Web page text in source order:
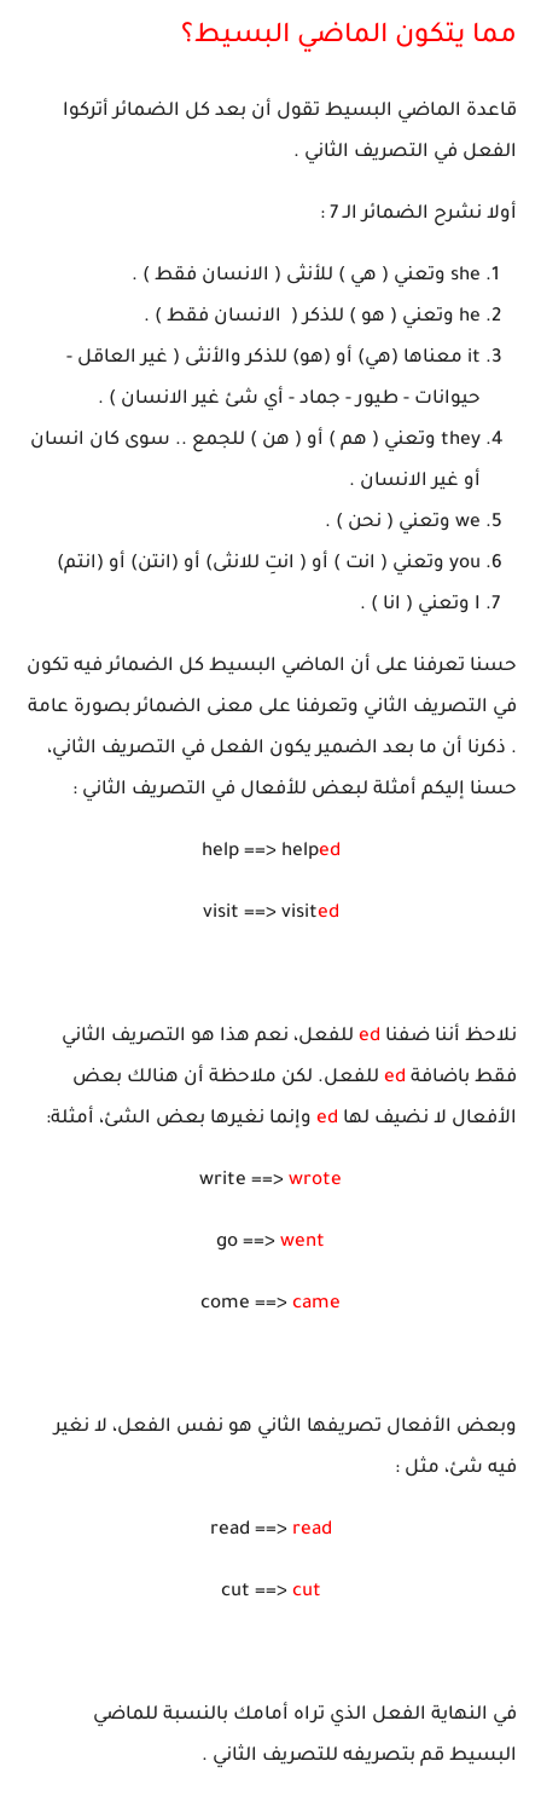
مما يتكون الماضي البسيط؟
قاعدة الماضي البسيط تقول أن بعد كل الضمائر أتركوا
الفعل في التصريف الثاني .
أولا نشرح الضمائر الـ 7 :
she وتعني ( هي ) للأنثى ( الانسان فقط ) .
he وتعني ( هو ) للذكر ( الانسان فقط ) .
it معناها (هي) أو (هو) للذكر والأنثى ( غير العاقل -
حيوانات - طيور - جماد - أي شئ غير الانسان ) .
they وتعني ( هم ) أو ( هن ) للجمع .. سوى كان انسان
أو غير الانسان .
we وتعني ( نحن ) .
you وتعني ( انت ) أو ( انتِ للانثى) أو (انتن) أو (انتم)
I وتعني ( انا ) .
حسنا تعرفنا على أن الماضي البسيط كل الضمائر فيه تكون
في التصريف الثاني وتعرفنا على معنى الضمائر بصورة عامة
. ذكرنا أن ما بعد الضمير يكون الفعل في التصريف الثاني،
حسنا إليكم أمثلة لبعض للأفعال في التصريف الثاني :
help ==> helped
visit ==> visited
نلاحظ أننا ضفنا ed للفعل، نعم هذا هو التصريف الثاني
فقط باضافة ed للفعل. لكن ملاحظة أن هنالك بعض
الأفعال لا نضيف لها ed وإنما نغيرها بعض الشئ، أمثلة:
write ==> wrote
go ==> went
come ==> came
وبعض الأفعال تصريفها الثاني هو نفس الفعل، لا نغير
فيه شئ، مثل :
read ==> read
cut ==> cut
في النهاية الفعل الذي تراه أمامك بالنسبة للماضي
البسيط قم بتصريفه للتصريف الثاني .